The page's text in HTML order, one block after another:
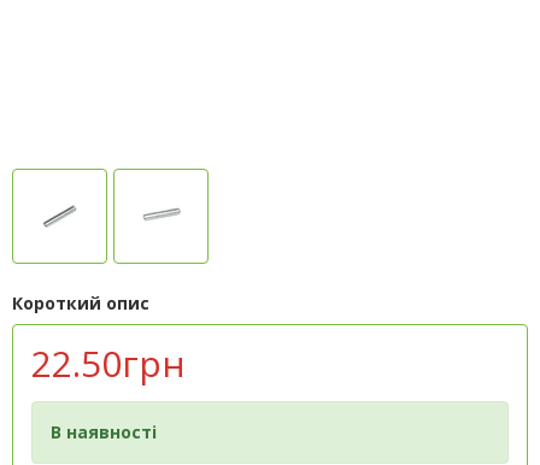
Короткий опис
22.50грн
В наявності